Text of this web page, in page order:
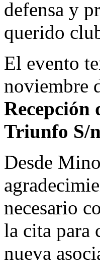
defensa y
querido
El evento
noviembre
Recepción
Triunfo S/
Desde
necesario
la cita para
nueva